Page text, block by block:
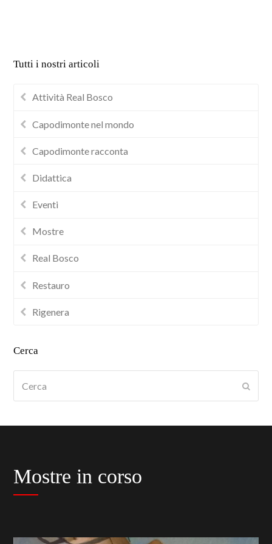
Tutti i nostri articoli
Attività Real Bosco
Capodimonte nel mondo
Capodimonte racconta
Didattica
Eventi
Mostre
Real Bosco
Restauro
Rigenera
Cerca
Mostre in corso